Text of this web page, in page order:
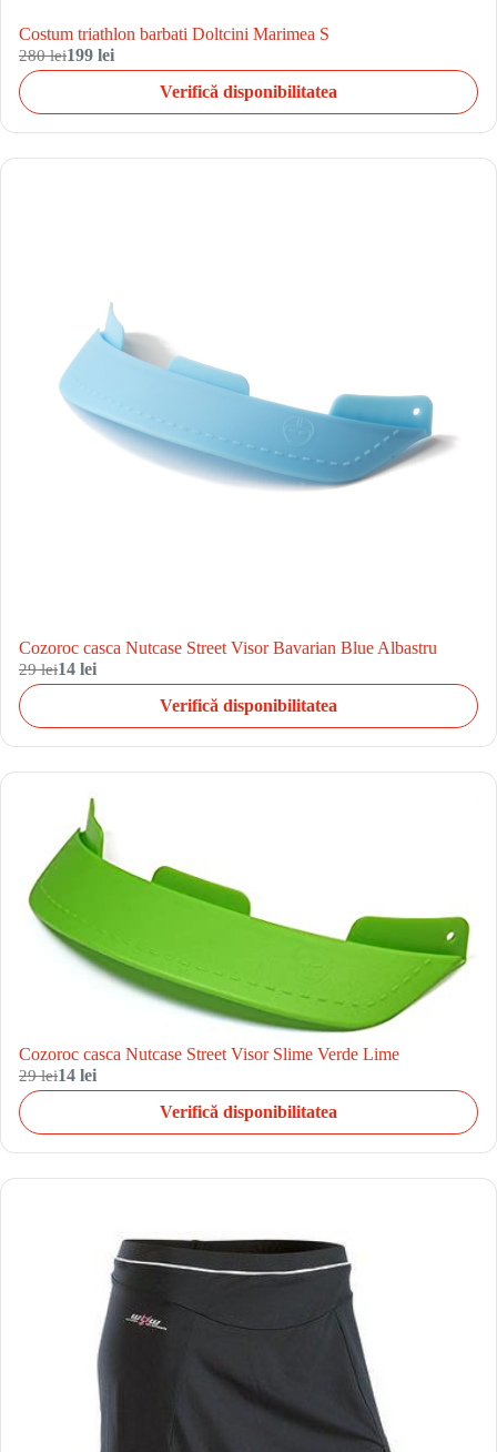
Costum triathlon barbati Doltcini Marimea S
280 lei199 lei
Verifică disponibilitatea
Cozoroc casca Nutcase Street Visor Bavarian Blue Albastru
29 lei14 lei
Verifică disponibilitatea
Cozoroc casca Nutcase Street Visor Slime Verde Lime
29 lei14 lei
Verifică disponibilitatea